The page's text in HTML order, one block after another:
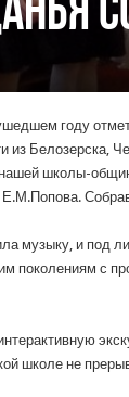
году
из Белозерска,
школы-
музыку, и под
поколениям с
школе не